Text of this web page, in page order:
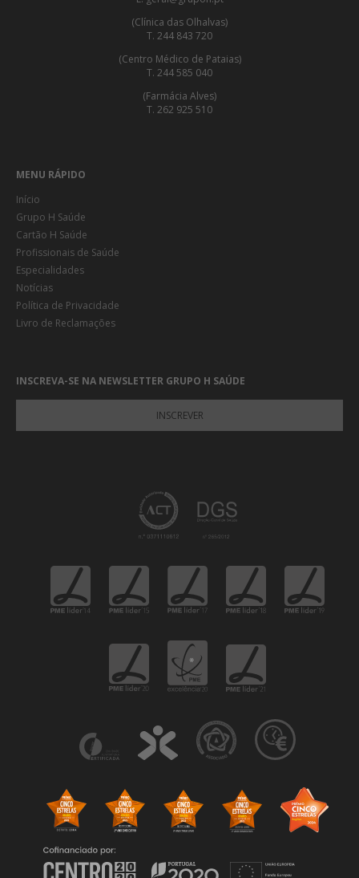
(Clínica das Olhalvas)
T. 244 843 720
(Centro Médico de Pataias)
T. 244 585 040
(Farmácia Alves)
T. 262 925 510
MENU RÁPIDO
Início
Grupo H Saúde
Cartão H Saúde
Profissionais de Saúde
Especialidades
Notícias
Política de Privacidade
Livro de Reclamações
INSCREVA-SE NA NEWSLETTER GRUPO H SAÚDE
INSCREVER